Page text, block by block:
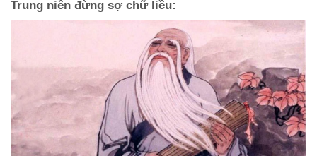
Trung niên đừng sợ chữ liều: